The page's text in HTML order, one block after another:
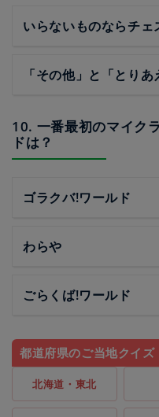
いらないものならチェ
「その他」と「とり
10. 一番最初のマイク
ドは？
ゴラクバ!ワールド
わらや
ごらくば!ワールド
都道府県のご当地クイズ
北海道・東北